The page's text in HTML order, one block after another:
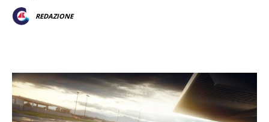
REDAZIONE